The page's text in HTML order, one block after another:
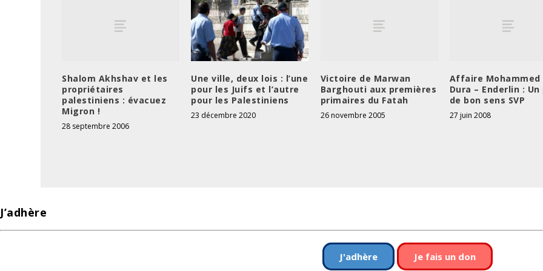
Shalom Akhshav et les
propriétaires
palestiniens : évacuez
Migron !
28 septembre 2006
Une ville, deux lois : l’une
pour les Juifs et l’autre
pour les Palestiniens
23 décembre 2020
Victoire de Marwan
Barghouti aux premières
primaires du Fatah
26 novembre 2005
Affaire Mohammed
Dura – Enderlin : Un
de bon sens SVP
27 juin 2008
J’adhère
J'adhère Je fais un don